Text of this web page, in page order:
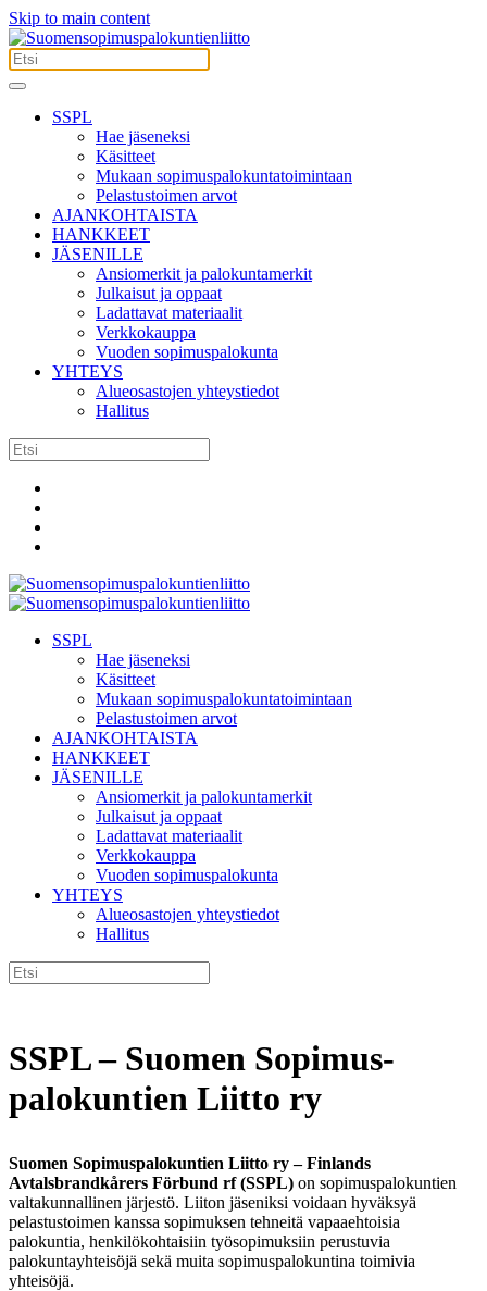
Skip to main content
SSPL
Hae jäseneksi
Käsitteet
Mukaan sopimuspalokuntatoimintaan
Pelastustoimen arvot
AJANKOHTAISTA
HANKKEET
JÄSENILLE
Ansiomerkit ja palokuntamerkit
Julkaisut ja oppaat
Ladattavat materiaalit
Verkkokauppa
Vuoden sopimuspalokunta
YHTEYS
Alueosastojen yhteystiedot
Hallitus
SSPL
Hae jäseneksi
Käsitteet
Mukaan sopimuspalokuntatoimintaan
Pelastustoimen arvot
AJANKOHTAISTA
HANKKEET
JÄSENILLE
Ansiomerkit ja palokuntamerkit
Julkaisut ja oppaat
Ladattavat materiaalit
Verkkokauppa
Vuoden sopimuspalokunta
YHTEYS
Alueosastojen yhteystiedot
Hallitus
SSPL – Suomen Sopimus-
palokuntien Liitto ry
Suomen Sopimuspalokuntien Liitto ry – Finlands
Avtalsbrandkårers Förbund rf (SSPL) on sopimuspalokuntien
valtakunnallinen järjestö. Liiton jäseniksi voidaan hyväksyä
pelastustoimen kanssa sopimuksen tehneitä vapaaehtoisia
palokuntia, henkilökohtaisiin työsopimuksiin perustuvia
palokuntayhteisöjä sekä muita sopimuspalokuntina toimivia
yhteisöjä.